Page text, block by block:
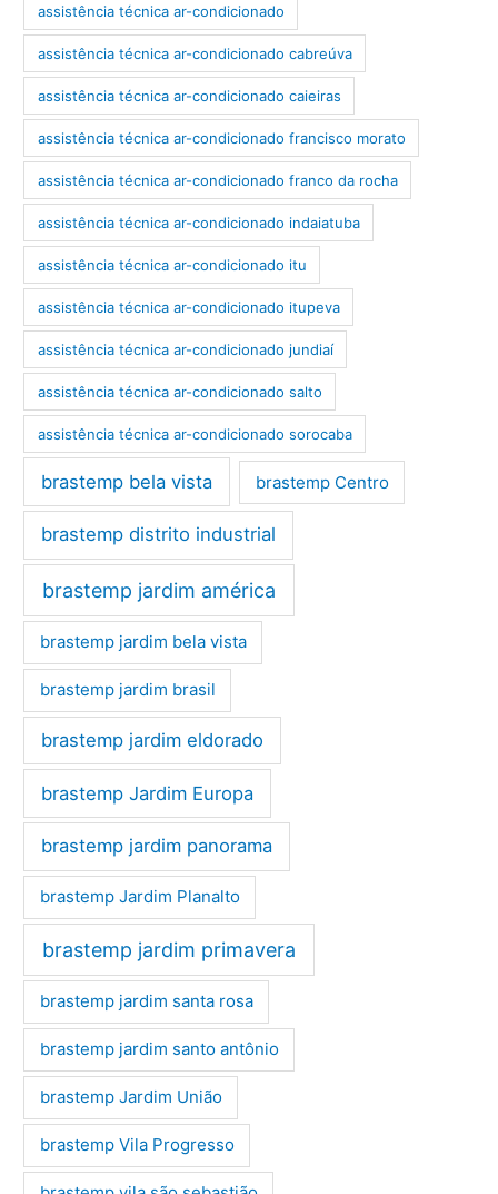
assistência técnica ar-condicionado
assistência técnica ar-condicionado cabreúva
assistência técnica ar-condicionado caieiras
assistência técnica ar-condicionado francisco morato
assistência técnica ar-condicionado franco da rocha
assistência técnica ar-condicionado indaiatuba
assistência técnica ar-condicionado itu
assistência técnica ar-condicionado itupeva
assistência técnica ar-condicionado jundiaí
assistência técnica ar-condicionado salto
assistência técnica ar-condicionado sorocaba
brastemp bela vista brastemp Centro
brastemp distrito industrial
brastemp jardim américa
brastemp jardim bela vista
brastemp jardim brasil
brastemp jardim eldorado
brastemp Jardim Europa
brastemp jardim panorama
brastemp Jardim Planalto
brastemp jardim primavera
brastemp jardim santa rosa
brastemp jardim santo antônio
brastemp Jardim União
brastemp Vila Progresso